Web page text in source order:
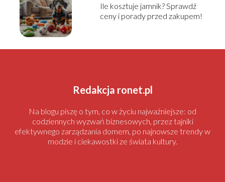
Ile kosztuje jamnik? Sprawdź
ceny i porady przed zakupem!
Redakcja ronet.pl
Na blogu piszę o tym, co w życiu najważniejsze: od
codziennych wyzwań biznesowych, przez tajniki
efektywnego zarządzania domem, po najnowsze trendy w
modzie i ciekawostki ze świata kultury.